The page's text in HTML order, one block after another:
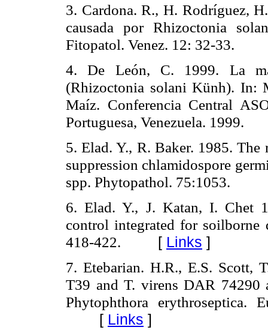
3. Cardona. R., H. Rodríguez,
causada por Rhizoctonia
Fitopatol. Venez. 12: 32-33.
4. De León, C. 1999. La
(Rhizoctonia solani Künh). In:
Maíz. Conferencia Central
Portuguesa, Venezuela. 1999.
5. Elad. Y., R. Baker. 1985.
suppression chlamidospore
spp. Phytopathol. 75:1053.
6. Elad. Y., J. Katan, I. Chet
control integrated for soilborne
418-422.
[ Links ]
7. Etebarian. H.R., E.S. Scott,
T39 and T. virens DAR 74290
Phytophthora erythroseptica.
[ Links ]